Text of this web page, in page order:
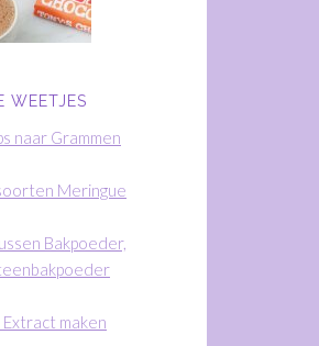
WEETJES
naar Grammen
Meringue
Bakpoeder,
maken